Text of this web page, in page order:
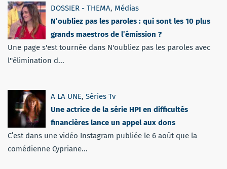
DOSSIER - THEMA, Médias
N’oubliez pas les paroles : qui sont les 10 plus
grands maestros de l’émission ?
Une page s'est tournée dans N'oubliez pas les paroles avec
l''élimination d...
A LA UNE, Séries Tv
Une actrice de la série HPI en difficultés
financières lance un appel aux dons
C’est dans une vidéo Instagram publiée le 6 août que la
comédienne Cypriane...